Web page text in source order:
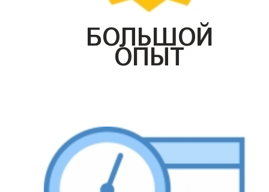
БОЛЬШОЙ
ОПЫТ